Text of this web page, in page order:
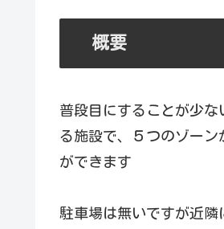
概要
普段目にすることが少
る施設で、５つのゾー
ができます
駐車場は無いですが近